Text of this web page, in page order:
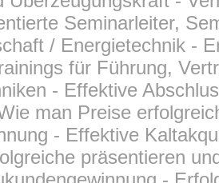
Seminarleiter,
/ Energietechnik -
für Führung,
- Effektive
man Preise
- Effektive
präsentieren